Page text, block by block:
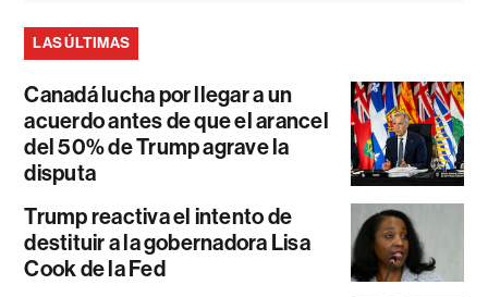
LAS ÚLTIMAS
Canadá lucha por llegar a un
acuerdo antes de que el arancel
del 50% de Trump agrave la
disputa
Trump reactiva el intento de
destituir a la gobernadora Lisa
Cook de la Fed